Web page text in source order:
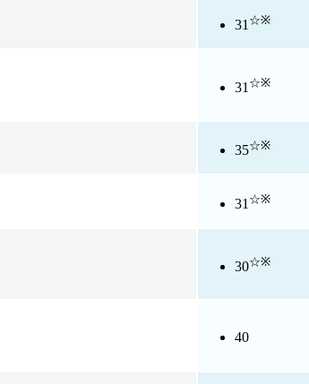
31 ☆※
31 ☆※
35☆※
31 ☆※
30☆※
40